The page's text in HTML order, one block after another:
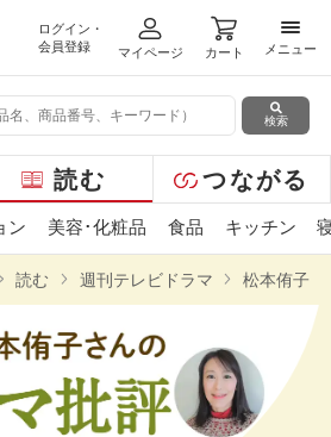
ログイン・
会員登録
マイページ カート
メニ
メニュー
検索
読む つながる
ン 美容･化粧品 食品 キッチン
読む 週刊テレビドラマ 松本侑子さ